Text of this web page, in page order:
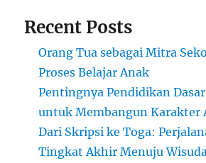
Recent Posts
Orang Tua sebagai Mitra
Proses Belajar Anak
Pentingnya Pendidikan Dasar
untuk Membangun Karakter
Dari Skripsi ke Toga:
Tingkat Akhir Menuju